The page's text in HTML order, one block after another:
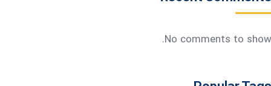
No comments to show.